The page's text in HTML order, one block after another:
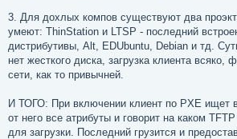
3. Для дохлых компов существуют два
умеют: ThinStation и LTSP - последний
дистрибутивы, Alt, EDUbuntu, Debian и тд.
нет жесткого диска, загрузка клиента
сети, как то привычней.
И ТОГО: При включении клиент по PXE ищет
от него все атрибуты и говорит на каком
для загрузки. Последний грузится и